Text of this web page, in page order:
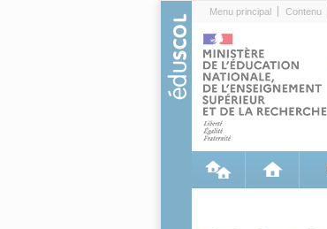
Menu principal Contenu